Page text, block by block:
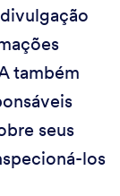
também
seus
los